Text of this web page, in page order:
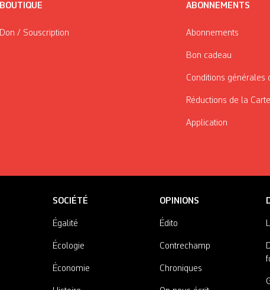
BOUTIQUE
Don / Souscription
ABONNEMENTS
Abonnements
Bon cadeau
Conditions générales
Réductions de la
Application
SOCIÉTÉ
Égalité
Écologie
Économie
OPINIONS
Édito
Contrechamp
Chroniques